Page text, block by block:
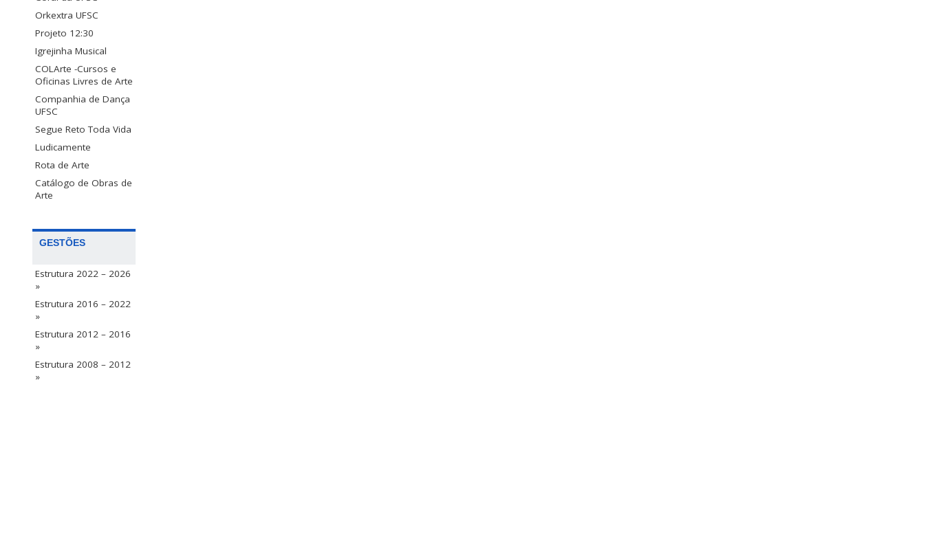
Orkextra UFSC
Projeto 12:30
Igrejinha Musical
COLArte -Cursos e
Oficinas Livres de Arte
Companhia de Dança
UFSC
Segue Reto Toda Vida
Ludicamente
Rota de Arte
Catálogo de Obras de
Arte
GESTÕES
Estrutura 2022 – 2026
»
Estrutura 2016 – 2022
»
Estrutura 2012 – 2016
»
Estrutura 2008 – 2012
»